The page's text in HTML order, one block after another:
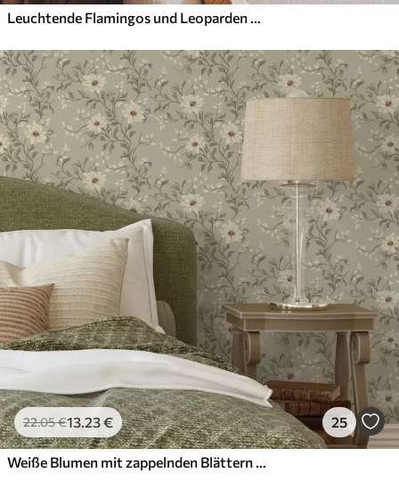
Leuchtende Flamingos und Leoparden zwischen tropischen Pflanzen
22.05€13.23€ 25
Weiße Blumen mit zappelnden Blättern auf hellem Hintergrund